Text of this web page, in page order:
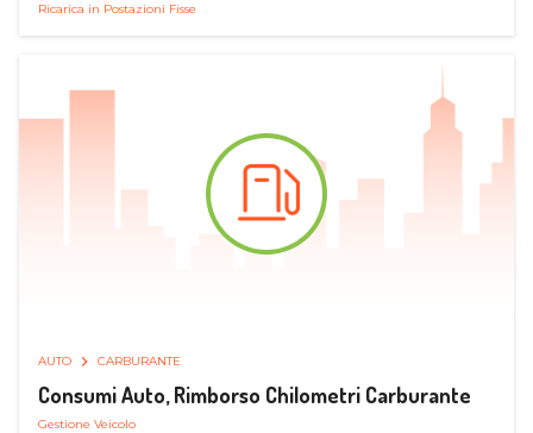
Ricarica in Postazioni Fisse
AUTO CARBURANTE
Consumi Auto, Rimborso Chilometri Carburante
Gestione Veicolo